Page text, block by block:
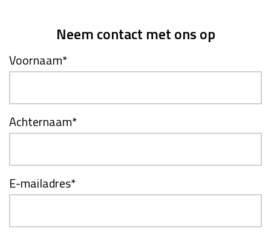
Neem contact met ons op
Voornaam*
Achternaam*
E-mailadres*